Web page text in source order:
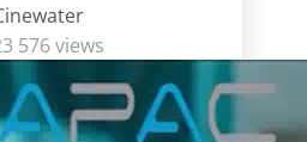
576 views